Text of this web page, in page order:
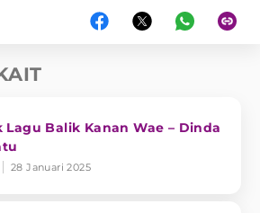
Lagu Balik Kanan Wae – Dinda
28 Januari 2025